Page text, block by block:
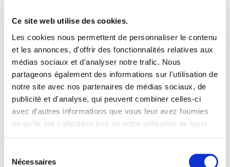
Ce site web utilise des cookies.
Les cookies nous permettent de personnaliser le contenu
et les annonces, d'offrir des fonctionnalités relatives aux
médias sociaux et d'analyser notre trafic. Nous
partageons également des informations sur l'utilisation de
notre site avec nos partenaires de médias sociaux, de
publicité et d'analyse, qui peuvent combiner celles-ci
avec d'autres informations que vous leur avez fournies
ou qu'ils ont collectées lors de votre utilisation de leurs
Nécessaires